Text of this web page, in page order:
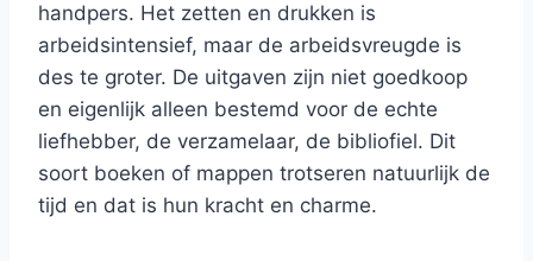
handpers. Het zetten en drukken is
arbeidsintensief, maar de arbeidsvreugde is
des te groter. De uitgaven zijn niet goedkoop
en eigenlijk alleen bestemd voor de echte
liefhebber, de verzamelaar, de bibliofiel. Dit
soort boeken of mappen trotseren natuurlijk de
tijd en dat is hun kracht en charme.